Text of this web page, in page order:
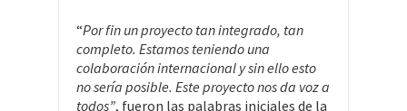
“Por fin un proyecto tan integrado, tan
completo. Estamos teniendo una
colaboración internacional y sin ello esto
no sería posible. Este proyecto nos da voz a
todos”, fueron las palabras iniciales de la